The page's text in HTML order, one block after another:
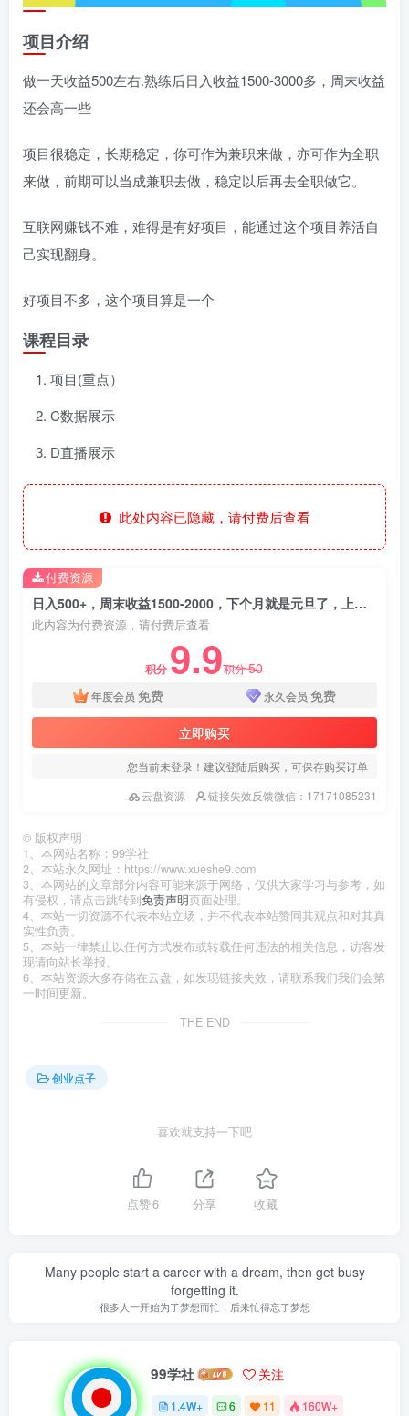
项目介绍
做一天收益500左右.熟练后日入收益1500-3000多，周末收益
还会高一些
项目很稳定，长期稳定，你可作为兼职来做，亦可作为全职
来做，前期可以当成兼职去做，稳定以后再去全职做它。
互联网赚钱不难，难得是有好项目，能通过这个项目养活自
己实现翻身。
好项目不多，这个项目算是一个
课程目录
项目(重点）
C数据展示
D直播展示
此处内容已隐藏，请付费后查看
日入500+，周末收益1500-2000，下个月就是元旦了，上手后收益会越来越高
此内容为付费资源，请付费后查看
积分 9.9积分50
年度会员 免费 永久会员 免费
立即购买
您当前未登录！建议登陆后购买，可保存购买订单
云盘资源
链接失效反馈微信：17171085231
付费资源
© 版权声明
1、本网站名称：99学社
2、本站永久网址：https://www.xueshe9.com
3、本网站的文章部分内容可能来源于网络，仅供大家学习与参考，如
有侵权，请点击跳转到免责声明页面处理。
4、本站一切资源不代表本站立场，并不代表本站赞同其观点和对其真
实性负责。
5、本站一律禁止以任何方式发布或转载任何违法的相关信息，访客发
现请向站长举报。
6、本站资源大多存储在云盘，如发现链接失效，请联系我们我们会第
一时间更新。
THE END
创业点子
喜欢就支持一下吧
点赞6 分享 收藏
Many people start a career with a dream, then get busy
forgetting it.
很多人一开始为了梦想而忙，后来忙得忘了梦想
99学社 关注
1.4W+ 6 11 160W+